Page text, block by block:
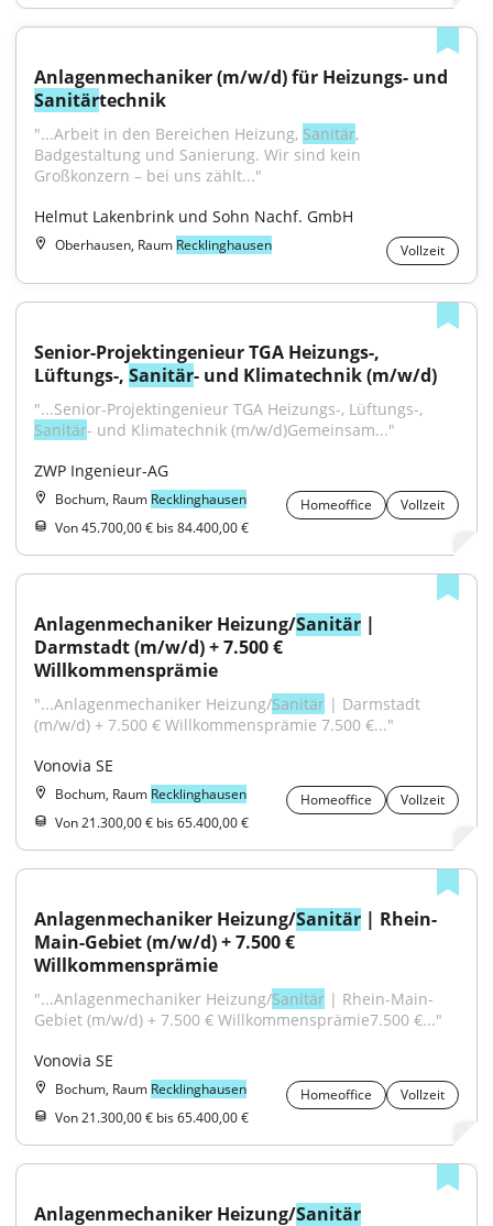
Sanitärtechnik
"...Arbeit in den Bereichen Heizung, Sanitär,
Badgestaltung und Sanierung. Wir sind kein
Großkonzern – bei uns zählt..."
Helmut Lakenbrink und Sohn Nachf. GmbH
Oberhausen, Raum Recklinghausen Vollzeit
Senior-Projektingenieur TGA Heizungs-,
Lüftungs-, Sanitär- und Klimatechnik (m/w/d)
Sanitär- und Klimatechnik (m/w/d)Gemeinsam..."
ZWP Ingenieur-AG
Bochum, Raum Recklinghausen Homeoffice
Vollzeit
Von 45.700,00 € bis 84.400,00 €
Anlagenmechaniker Heizung/Sanitär |
Darmstadt (m/w/d) + 7.500 €
Willkommensprämie
"...Anlagenmechaniker Heizung/Sanitär | Darmstadt
(m/w/d) + 7.500 € Willkommensprämie 7.500 €..."
Vonovia SE
Bochum, Raum Recklinghausen Homeoffice
Vollzeit
Von 21.300,00 € bis 65.400,00 €
Anlagenmechaniker Heizung/Sanitär | Rhein-
Main-Gebiet (m/w/d) + 7.500 €
Willkommensprämie
"...Anlagenmechaniker Heizung/Sanitär | Rhein-Main-
Gebiet (m/w/d) + 7.500 € Willkommensprämie7.500 €..."
Vonovia SE
Bochum, Raum Recklinghausen Homeoffice
Vollzeit
Von 21.300,00 € bis 65.400,00 €
Anlagenmechaniker Heizung/Sanitär